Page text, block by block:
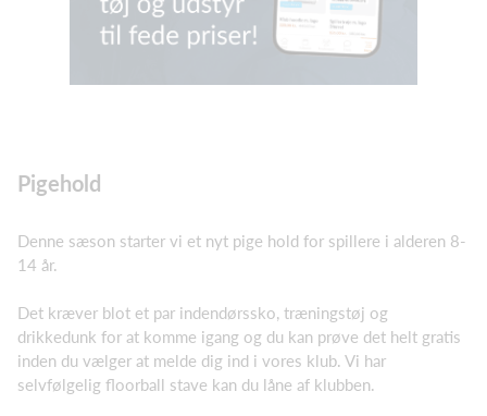
Pigehold
Denne sæson starter vi et nyt pige hold for spillere i alderen 8-
14 år.
Det kræver blot et par indendørssko, træningstøj og
drikkedunk for at komme igang og du kan prøve det helt gratis
inden du vælger at melde dig ind i vores klub. Vi har
selvfølgelig floorball stave kan du låne af klubben.